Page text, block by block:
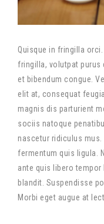
Quisque in fringilla
fringilla, volutpat purus
et bibendum congue.
elit at, consequat
magnis dis parturient
sociis natoque
nascetur ridiculus
fermentum quis ligula.
ante quis libero
blandit. Suspendisse
Morbi eget augue at